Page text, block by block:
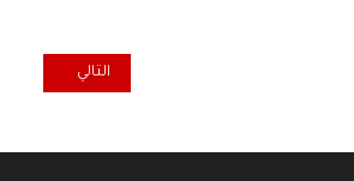
منظمة الحزب في السويد برحيل المناضل فوزي
المقال التالي: حفل
التالي